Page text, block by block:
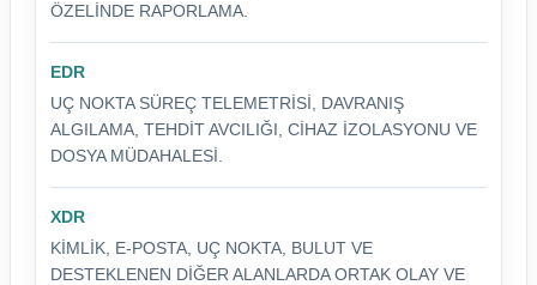
ÖZELINDE RAPORLAMA.
EDR
UÇ NOKTA SÜREÇ TELEMETRISI, DAVRANIŞ
ALGILAMA, TEHDIT AVCILIĞI, CIHAZ IZOLASYONU VE
DOSYA MÜDAHALESI.
XDR
KIMLIK, E-POSTA, UÇ NOKTA, BULUT VE
DESTEKLENEN DIĞER ALANLARDA ORTAK OLAY VE